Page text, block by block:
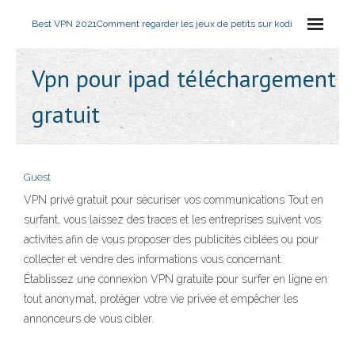
Best VPN 2021Comment regarder les jeux de petits sur kodi
Vpn pour ipad téléchargement
gratuit
Guest
VPN privé gratuit pour sécuriser vos communications Tout en
surfant, vous laissez des traces et les entreprises suivent vos
activités afin de vous proposer des publicités ciblées ou pour
collecter et vendre des informations vous concernant.
Établissez une connexion VPN gratuite pour surfer en ligne en
tout anonymat, protéger votre vie privée et empêcher les
annonceurs de vous cibler.